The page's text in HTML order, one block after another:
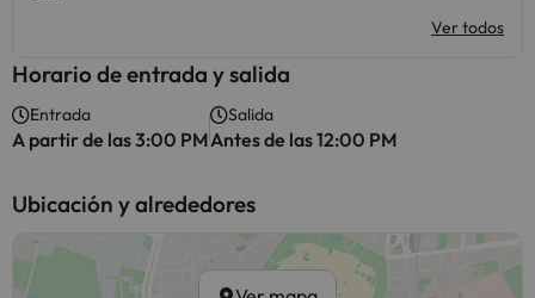
Ver todos
Horario de entrada y salida
Entrada
A partir de las 3:00 PM
Salida
Antes de las 12:00 PM
Ubicación y alrededores